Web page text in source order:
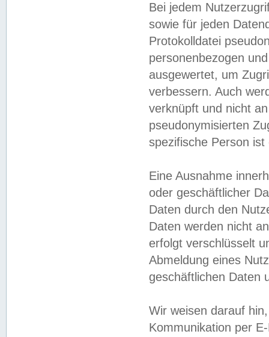
Bei jedem
sowie für jeden
Protokolldatei
personenbezogen
ausgewertet, um
verbessern. Auch
verknüpft und nicht
pseudonymisierten
spezifische Person
Eine Ausnahme
oder geschäftlicher
Daten durch den
Daten werden nicht
erfolgt verschlüsselt
Abmeldung eines
geschäftlichen Daten
Wir weisen darauf
Kommunikation per